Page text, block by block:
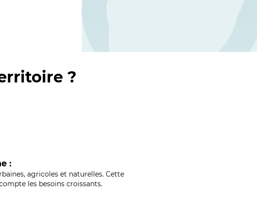
?
:
agricoles et naturelles. Cette
les besoins croissants.